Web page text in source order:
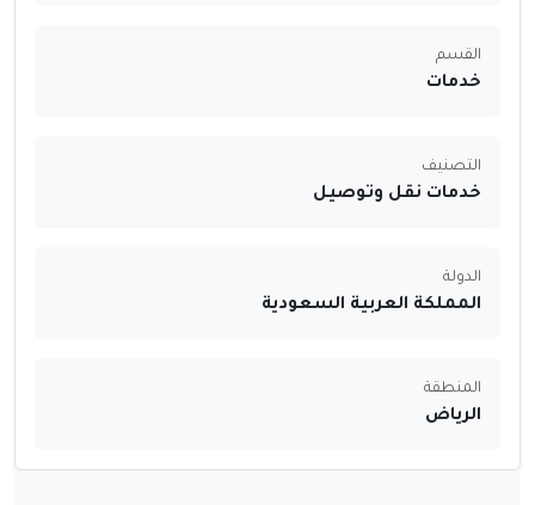
القسم
خدمات
التصنيف
خدمات نقل وتوصيل
الدولة
المملكة العربية السعودية
المنطقة
الرياض